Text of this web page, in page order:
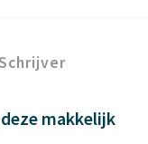
makkelijk